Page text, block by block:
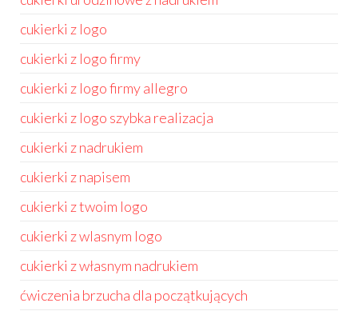
cukierki z logo
cukierki z logo firmy
cukierki z logo firmy allegro
cukierki z logo szybka realizacja
cukierki z nadrukiem
cukierki z napisem
cukierki z twoim logo
cukierki z wlasnym logo
cukierki z własnym nadrukiem
ćwiczenia brzucha dla początkujących